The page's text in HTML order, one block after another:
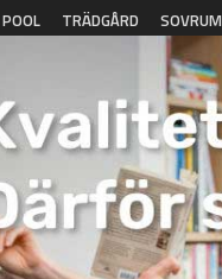
POOL TRÄDGÅRD SOVRUM